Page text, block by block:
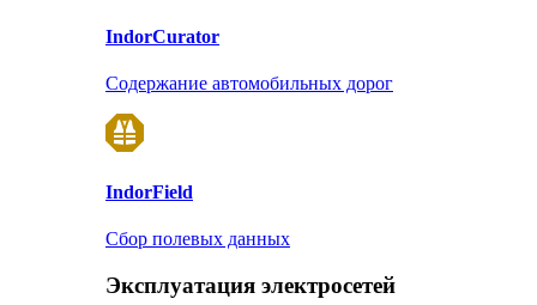
IndorCurator
Содержание автомобильных дорог
IndorField
Сбор полевых данных
Эксплуатация электросетей